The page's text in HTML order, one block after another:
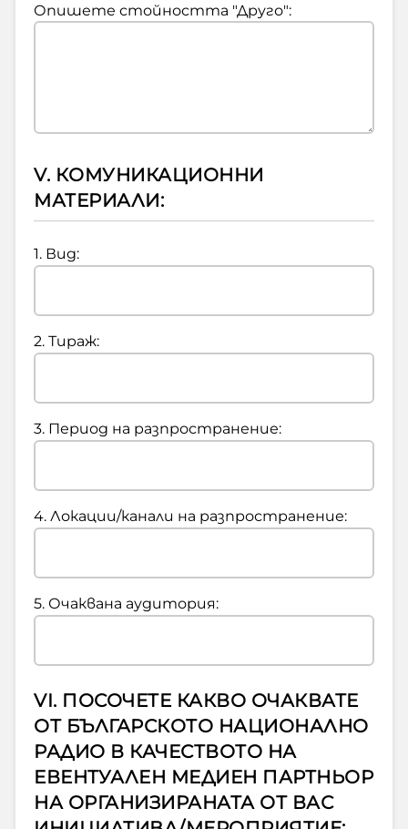
Опишете стойността "Друго":
V. КОМУНИКАЦИОННИ
МАТЕРИАЛИ:
1. Вид:
2. Тираж:
3. Период на разпространение:
4. Локации/канали на разпространение:
5. Очаквана аудитория:
VI. ПОСОЧЕТЕ КАКВО ОЧАКВАТЕ
ОТ БЪЛГАРСКОТО НАЦИОНАЛНО
РАДИО В КАЧЕСТВОТО НА
ЕВЕНТУАЛЕН МЕДИЕН ПАРТНЬОР
НА ОРГАНИЗИРАНАТА ОТ ВАС